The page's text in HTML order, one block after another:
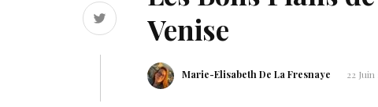
Venise
Marie-Elisabeth De La Fresnaye 22 Juin